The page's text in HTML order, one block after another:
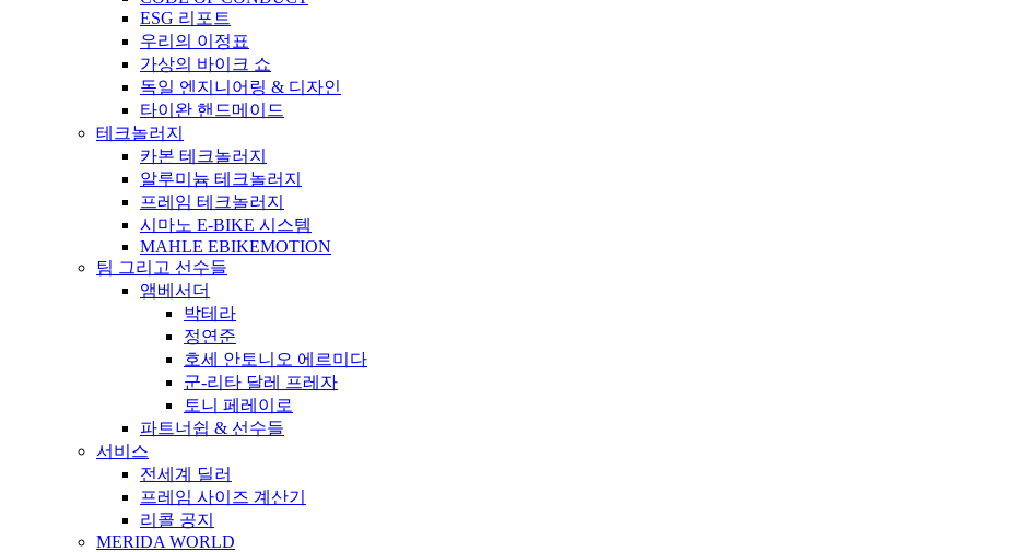
ESG 리포트
우리의 이정표
가상의 바이크 쇼
독일 엔지니어링 & 디자인
타이완 핸드메이드
테크놀러지
카본 테크놀러지
알루미늄 테크놀러지
프레임 테크놀러지
시마노 E-BIKE 시스템
MAHLE EBIKEMOTION
팀 그리고 선수들
앰베서더
박테라
정연준
호세 안토니오 에르미다
군-리타 달레 프레자
토니 페레이로
파트너쉽 & 선수들
서비스
전세계 딜러
프레임 사이즈 계산기
리콜 공지
MERIDA WORLD